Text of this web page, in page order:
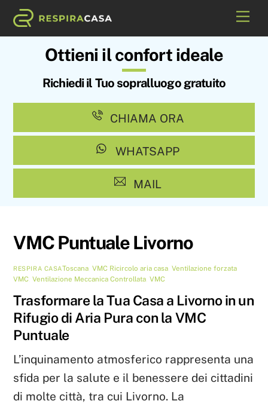
Skip
Ottieni il confort ideale
Richiedi il Tuo sopralluogo gratuito
CHIAMA ORA
WHATSAPP
MAIL
VMC Puntuale Livorno
RESPIRA CASAToscana, VMC Ricircolo aria casa, Ventilazione forzata
VMC ,Ventilazione Meccanica Controllata ,VMC
Trasformare la Tua Casa a Livorno in un
Rifugio di Aria Pura con la VMC
Puntuale
L’inquinamento atmosferico rappresenta una
sfida per la salute e il benessere dei cittadini
di molte città, tra cui Livorno. La